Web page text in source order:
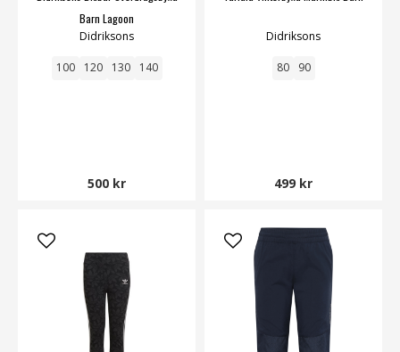
Barn Lagoon
Didriksons
100 120 130 140
500 kr
Didriksons
80 90
499 kr